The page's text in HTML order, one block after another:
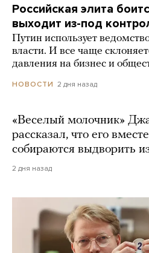
Российская элита
выходит из-под
Путин использует
власти. И все чаще
давления на бизнес и
НОВОСТИ 2 дня назад
«Веселый молочник»
рассказал, что его
собираются выдворить
2 дня назад